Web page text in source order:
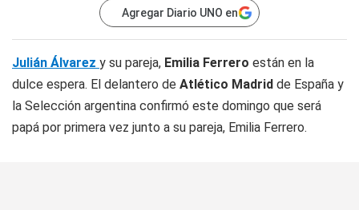
Agregar Diario UNO en
Julián Álvarez y su pareja, Emilia Ferrero están en la
dulce espera. El delantero de Atlético Madrid de España y
la Selección argentina confirmó este domingo que será
papá por primera vez junto a su pareja, Emilia Ferrero.